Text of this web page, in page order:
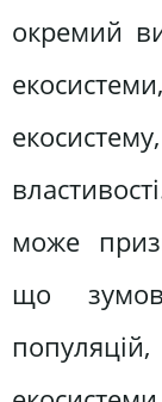
окремий
може
що